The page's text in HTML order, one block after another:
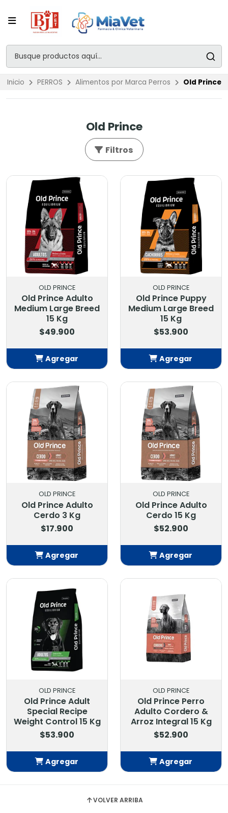
Inicio PERROS Alimentos por Marca Perros Old Prince
Old Prince
Filtros
OLD PRINCE
Old Prince Adulto
Medium Large Breed
15 Kg
$49.900
Agregar
Añadido
OLD PRINCE
Old Prince Puppy
Medium Large Breed
15 Kg
$53.900
Agregar
Añadido
OLD PRINCE
Old Prince Adulto
Cerdo 3 Kg
$17.900
Agregar
OLD PRINCE
Old Prince Adulto
Cerdo 15 Kg
$52.900
Agregar
OLD PRINCE
Old Prince Adult
Special Recipe
Weight Control 15 Kg
$53.900
Agregar
OLD PRINCE
Old Prince Perro
Adulto Cordero &
Arroz Integral 15 Kg
$52.900
Agregar
VOLVER ARRIBA